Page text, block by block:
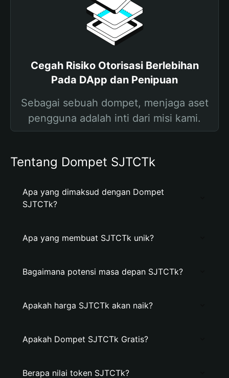
Cegah Risiko Otorisasi Berlebihan
Pada DApp dan Penipuan
Sebagai sebuah dompet, menjaga aset
pengguna adalah inti dari misi kami.
Tentang Dompet SJTCTk
Apa yang dimaksud dengan Dompet
SJTCTk?
Apa yang membuat SJTCTk unik?
Bagaimana potensi masa depan SJTCTk?
Apakah harga SJTCTk akan naik?
Apakah Dompet SJTCTk Gratis?
Berapa nilai token SJTCTk?